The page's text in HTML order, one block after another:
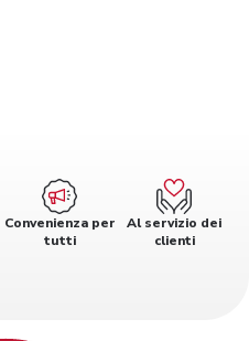
Convenienza per
tutti
Al servizio dei
clienti